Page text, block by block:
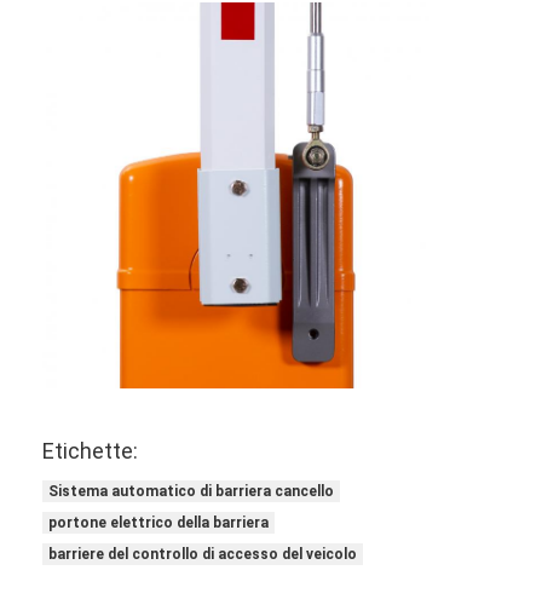
BARRIERA MOBILE AUTOMATICA
Barriera del cancello di pedaggio
Braccio Barriera Gate
portone della barriera del parcheggio
Treppiede tornello Gate
Barriere pubblicitarie
Portone della barriera della Non primavera
Altalena Alzabarriera
Etichette:
Sistema automatico di barriera cancello
portone elettrico della barriera
barriere del controllo di accesso del veicolo